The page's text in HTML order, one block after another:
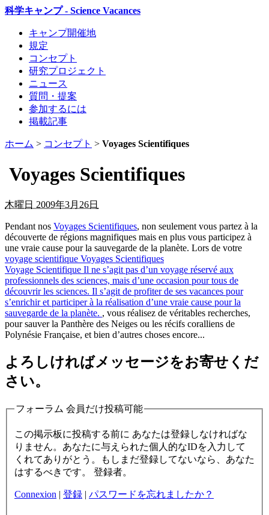
科学キャンプ - Science Vacances
キャンプ開催地
規定
コンセプト
研究プロジェクト
ニュース
質問・提案
参加するには
掲載記事
ホーム > コンセプト > Voyages Scientifiques
Voyages Scientifiques
木曜日 2009年3月26日
Pendant nos Voyages Scientifiques, non seulement vous partez à la
découverte de régions magnifiques mais en plus vous participez à
une vraie cause pour la sauvegarde de la planète. Lors de votre
voyage scientifique Voyages Scientifiques
Voyage Scientifique Il ne s’agit pas d’un voyage réservé aux
professionnels des sciences, mais d’une occasion pour tous de
découvrir les sciences. Il s’agit de profiter de ses vacances pour
s’enrichir et participer à la réalisation d’une vraie cause pour la
sauvegarde de la planète. , vous réalisez de véritables recherches,
pour sauver la Panthère des Neiges ou les récifs coralliens de
Polynésie Française, et bien d’autres choses encore...
よろしければメッセージをお寄せくだ
さい。
フォーラム 会員だけ投稿可能
この掲示板に投稿する前に あなたは登録しなければな
りません。あなたに与えられた個人的なIDを入力して
くれてありがとう。もしまだ登録してないなら、あなた
はするべきです。 登録者。
Connexion | 登録 | パスワードを忘れましたか？